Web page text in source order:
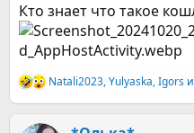
Кто знает что такое
Р
е
Natali2023,Yulyaska,Igors